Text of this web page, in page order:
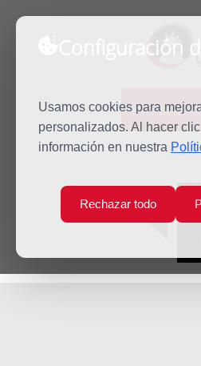
Configuración
Usamos cookies para
personalizados. Al hacer
información en nuestra
Rechazar todo
Inicio